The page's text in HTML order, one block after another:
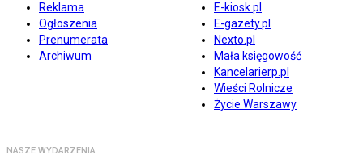
Reklama
Ogłoszenia
Prenumerata
Archiwum
E-kiosk.pl
E-gazety.pl
Nexto.pl
Mała księgowość
Kancelarierp.pl
Wieści Rolnicze
Życie Warszawy
NASZE WYDARZENIA